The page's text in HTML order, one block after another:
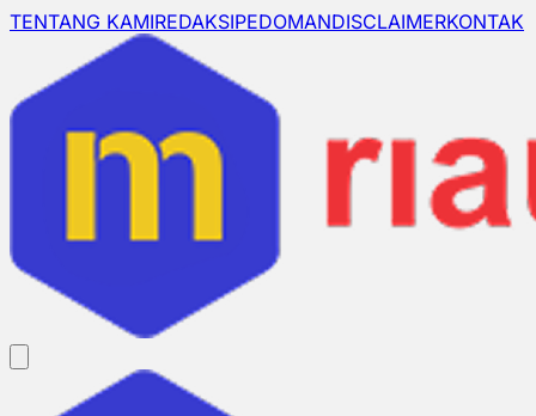
TENTANG KAMIREDAKSIPEDOMANDISCLAIMERKONTAK